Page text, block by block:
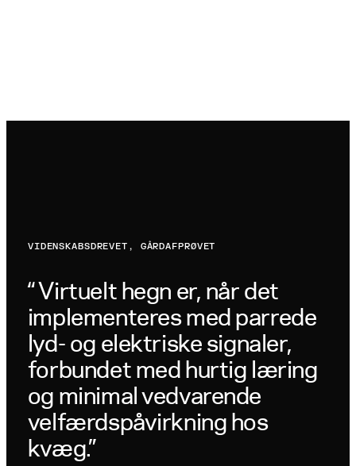
VIDENSKABSDREVET, GÅRDAFPRØVET
Virtuelt hegn er, når det
implementeres med parrede
lyd- og elektriske signaler,
forbundet med hurtig læring
og minimal vedvarende
velfærdspåvirkning hos
kvæg.